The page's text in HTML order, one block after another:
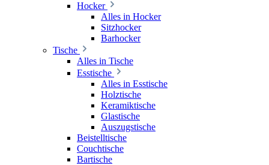
Hocker
Alles in Hocker
Sitzhocker
Barhocker
Tische
Alles in Tische
Esstische
Alles in Esstische
Holztische
Keramiktische
Glastische
Auszugstische
Beistelltische
Couchtische
Bartische